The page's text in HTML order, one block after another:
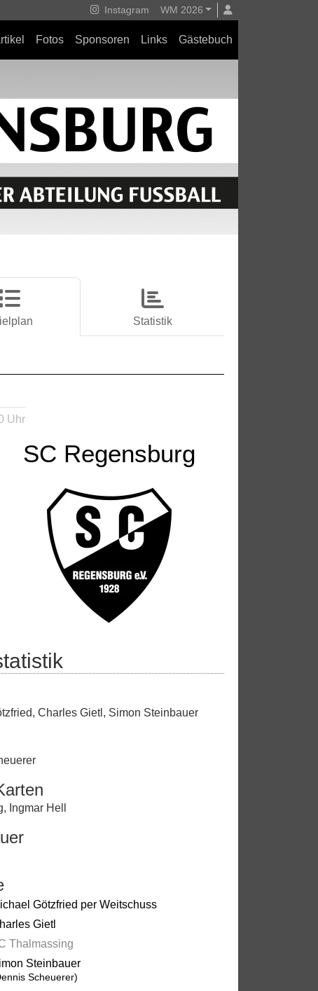
Instagram WM 2026
Fotos Sponsoren Links Gästebuch
Statistik
Uhr
SC Regensburg
, Charles Gietl , Simon Steinbauer
, Ingmar Hell
Götzfried per Weitschuss
Gietl
Thalmassing
Steinbauer
Scheuerer)